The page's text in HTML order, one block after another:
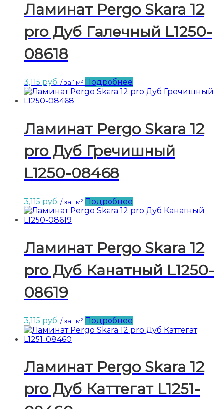
Ламинат Pergo Skara 12
pro Дуб Галечный L1250-
08618
3,115 руб. / за 1 м² Подробнее
Ламинат Pergo Skara 12
pro Дуб Гречишный
L1250-08468
3,115 руб. / за 1 м² Подробнее
Ламинат Pergo Skara 12
pro Дуб Канатный L1250-
08619
3,115 руб. / за 1 м² Подробнее
Ламинат Pergo Skara 12
pro Дуб Каттегат L1251-